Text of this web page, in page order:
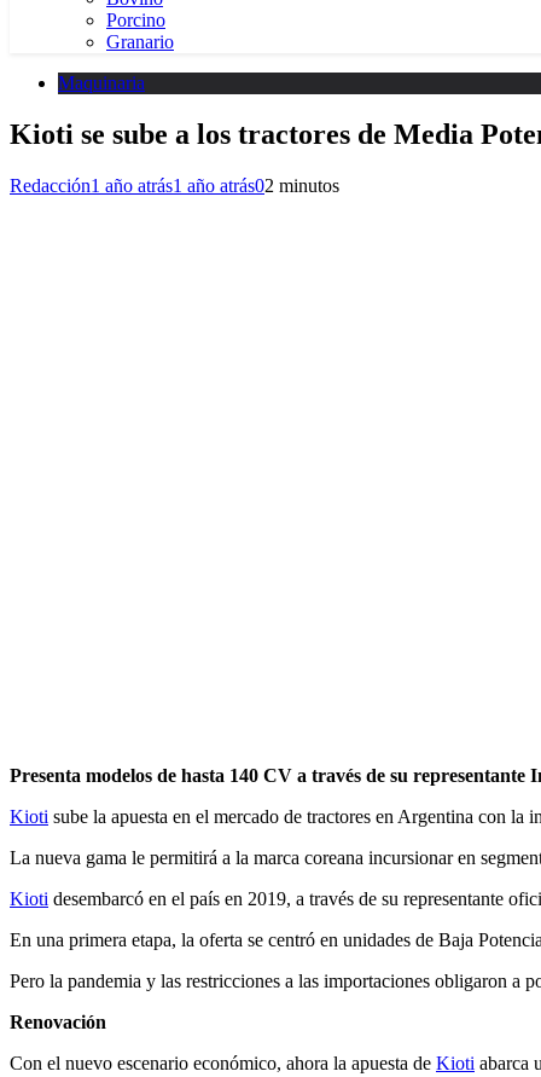
Porcino
Granario
Maquinaria
Kioti se sube a los tractores de Media
Redacción1 año atrás1 año atrás02 minutos
Presenta modelos de hasta 140 CV a través de su
Kioti sube la apuesta en el mercado de tractores en Argentina con
La nueva gama le permitirá a la marca coreana incursionar en
Kioti desembarcó en el país en 2019, a través de su representante
En una primera etapa, la oferta se centró en unidades de Baja
Pero la pandemia y las restricciones a las importaciones obligaron a
Renovación
Con el nuevo escenario económico, ahora la apuesta de Kioti abarca